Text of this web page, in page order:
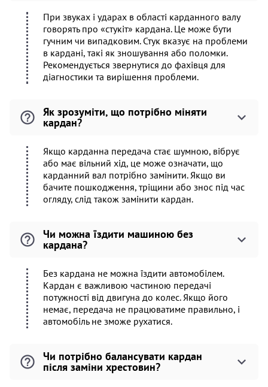
При звуках і ударах в області карданного валу
говорять про «стукіт» кардана. Це може бути
гучним чи випадковим. Стук вказує на проблеми
в кардані, такі як зношування або поломки.
Рекомендується звернутися до фахівця для
діагностики та вирішення проблеми.
Як зрозуміти, що потрібно міняти
кардан?
Якщо карданна передача стає шумною, вібрує
або має вільний хід, це може означати, що
карданний вал потрібно замінити. Якщо ви
бачите пошкодження, тріщини або знос під час
огляду, слід також замінити кардан.
Чи можна їздити машиною без
кардана?
Без кардана не можна їздити автомобілем.
Кардан є важливою частиною передачі
потужності від двигуна до колес. Якщо його
немає, передача не працюватиме правильно, і
автомобіль не зможе рухатися.
Чи потрібно балансувати кардан
після заміни хрестовин?